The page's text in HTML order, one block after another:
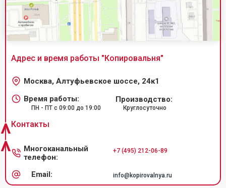
Адрес и время работы "Копировальня"
Москва, Алтуфьевское шоссе, 24к1
Время работы:
ПН - ПТ с 09:00 до 19:00
Производство:
Круглосуточно
Контакты
Многоканальный
телефон:
+7 (495) 212-06-89
Email: info@kopirovalnya.ru
^
^